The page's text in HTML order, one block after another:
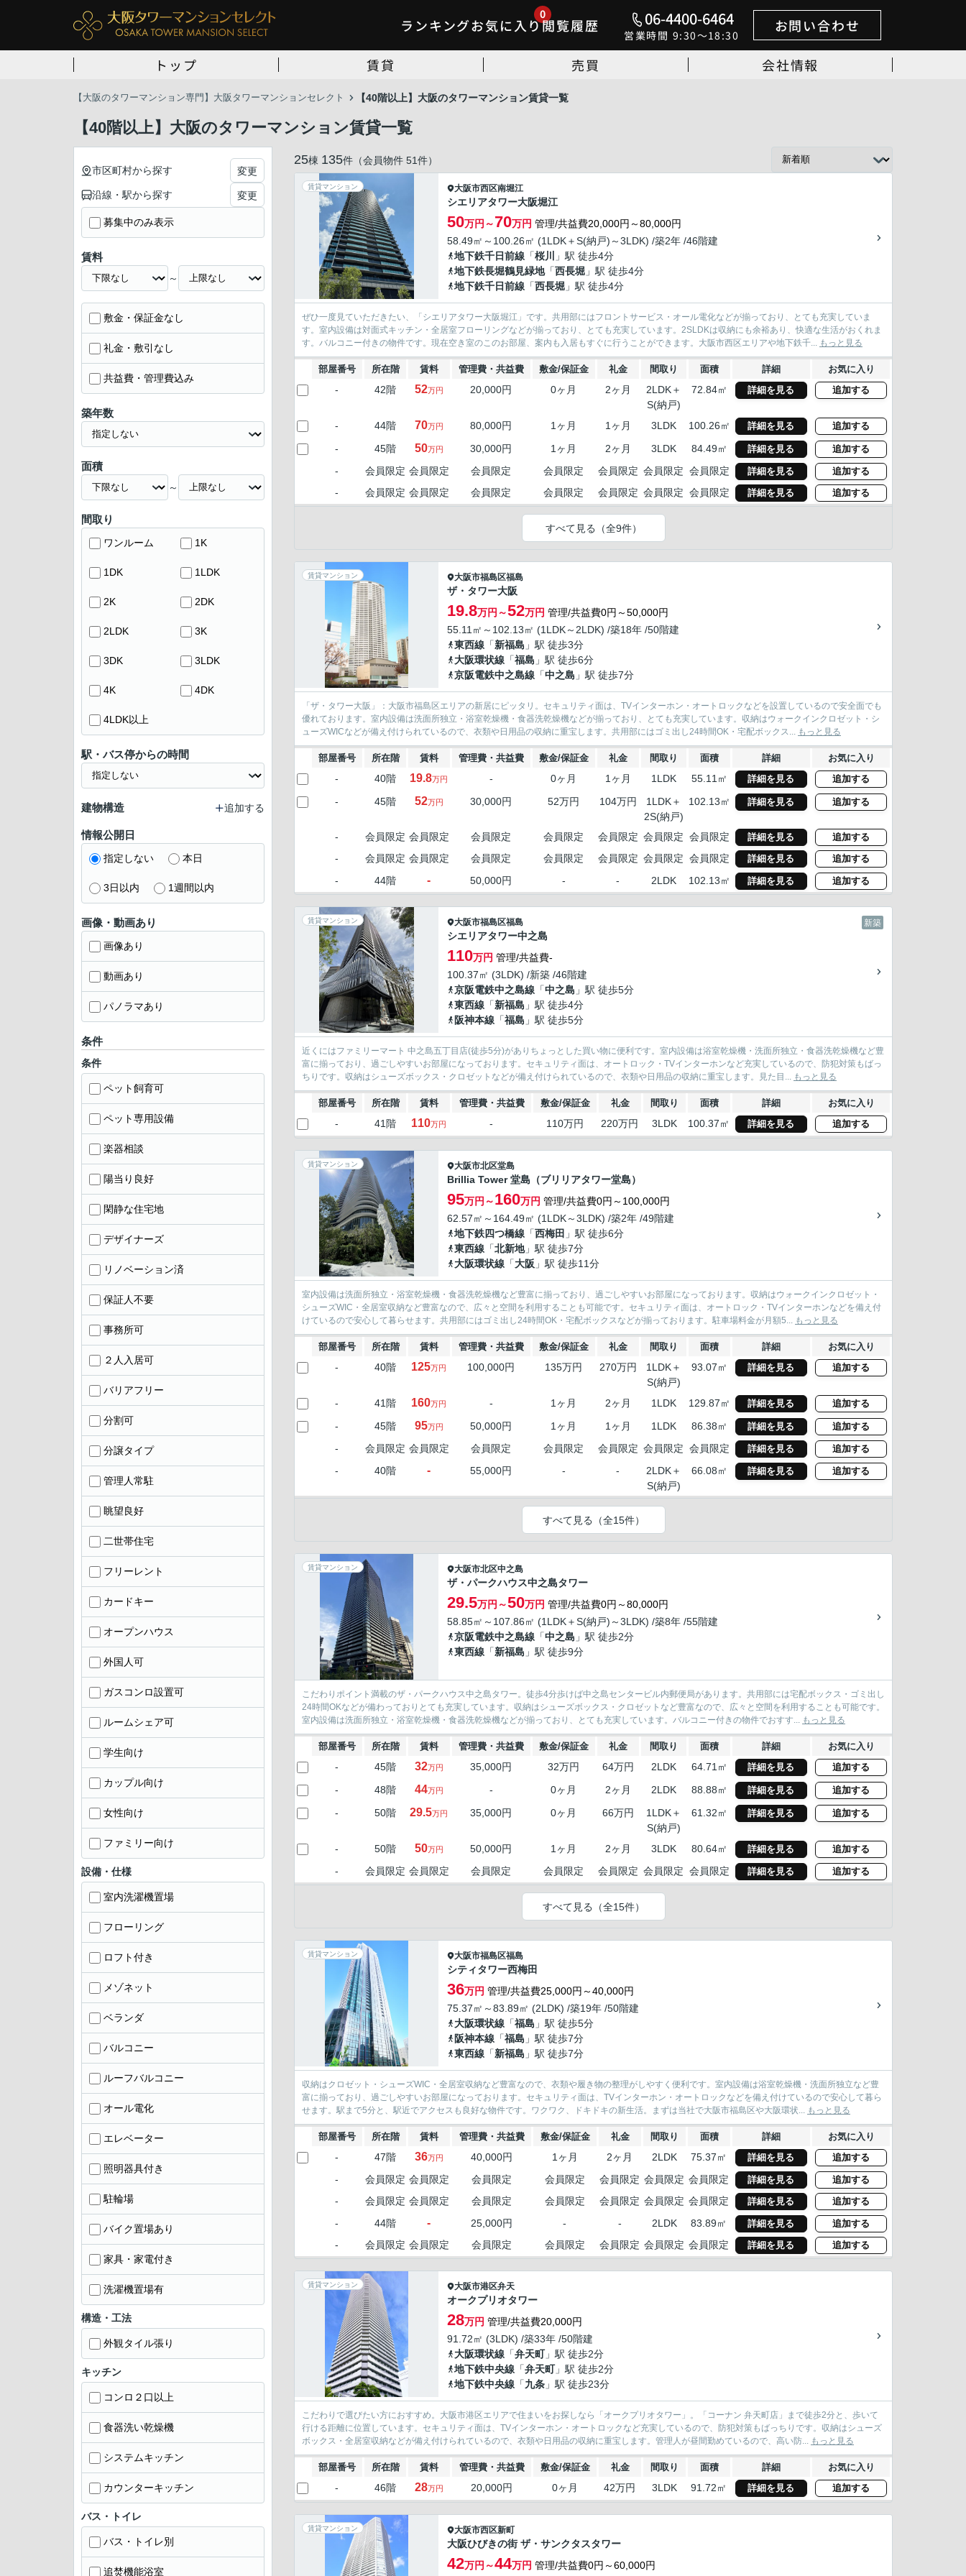
ランキングお気に入り
0
閲覧履歴 06-4400-6464
営業時間 9:30～18:30
お問い合わせ
トップ 賃貸 売買 会社情報
【大阪のタワーマンション専門】大阪タワーマンションセレクト 【40階以上】大阪のタワーマンション賃貸一覧
【40階以上】大阪のタワーマンション賃貸一覧
25棟 135件（会員物件 51件）
賃貸マンション 大阪市西区南堀江
シエリアタワー大阪堀江
50万円～70万円 管理/共益費20,000円～80,000円
58.49㎡～100.26㎡ (1LDK＋S(納戸)～3LDK) /築2年 /46階建
地下鉄千日前線 「桜川
」駅 徒歩4分
地下鉄長堀鶴見緑地「西長堀 」駅 徒歩4分
地下鉄千日前線 「西長堀 」駅 徒歩4分
ぜひ一度見ていただきたい、「シエリアタワー大阪堀江」です。共用部にはフロントサービス・オール電化などが揃っており、とても充実していま
す。室内設備は対面式キッチン・全居室フローリングなどが揃っており、とても充実しています。2SLDKは収納にも余裕あり、快適な生活がおくれま
す。バルコニー付きの物件です。現在空き室のこのお部屋、案内も入居もすぐに行うことができます。大阪市西区エリアや地下鉄千... もっと見る
部屋番号 所在階 賃料 管理費・共益費 敷金/保証金 礼金 間取り 面積 詳細 お気に入り
- 42階 52万円 20,000円 0ヶ月 2ヶ月
2LDK＋
S(納戸)
72.84㎡ 詳細を見る 追加する
- 44階 70万円 80,000円 1ヶ月 1ヶ月 3LDK 100.26㎡ 詳細を見る 追加する
- 45階 50万円 30,000円 1ヶ月 2ヶ月 3LDK 84.49㎡ 詳細を見る 追加する
- 会員限定 会員限定 会員限定 会員限定 会員限定 会員限定 会員限定 詳細を見る 追加する
- 会員限定 会員限定 会員限定 会員限定 会員限定 会員限定 会員限定 詳細を見る 追加する
すべて見る（全9件）
賃貸マンション 大阪市福島区福島
ザ・タワー大阪
19.8万円～52万円 管理/共益費0円～50,000円
55.11㎡～102.13㎡ (1LDK～2LDK) /築18年 /50階建
東西線 「新福島 」駅 徒歩3分
大阪環状線 「福島 」駅 徒歩6分
京阪電鉄中之島線 「中之島 」駅 徒歩7分
「ザ・タワー大阪」：大阪市福島区エリアの新居にピッタリ。セキュリティ面は、TVインターホン・オートロックなどを設置しているので安全面でも
優れております。室内設備は洗面所独立・浴室乾燥機・食器洗乾燥機などが揃っており、とても充実しています。収納はウォークインクロゼット・シ
ューズWICなどが備え付けられているので、衣類や日用品の収納に重宝します。共用部にはゴミ出し24時間OK・宅配ボックス... もっと見る
部屋番号 所在階 賃料 管理費・共益費 敷金/保証金 礼金 間取り 面積 詳細 お気に入り
- 40階 19.8万円 - 0ヶ月 1ヶ月 1LDK 55.11㎡ 詳細を見る 追加する
- 45階 52万円 30,000円 52万円 104万円
1LDK＋
2S(納戸)
102.13㎡ 詳細を見る 追加する
- 会員限定 会員限定 会員限定 会員限定 会員限定 会員限定 会員限定 詳細を見る 追加する
- 会員限定 会員限定 会員限定 会員限定 会員限定 会員限定 会員限定 詳細を見る 追加する
- 44階 - 50,000円 - - 2LDK 102.13㎡ 詳細を見る 追加する
賃貸マンション 新築
大阪市福島区福島
シエリアタワー中之島
110万円 管理/共益費-
100.37㎡ (3LDK) /新築 /46階建
京阪電鉄中之島線 「中之島 」駅 徒歩5分
東西線 「新福島 」駅 徒歩4分
阪神本線 「福島 」駅 徒歩5分
近くにはファミリーマート 中之島五丁目店(徒歩5分)がありちょっとした買い物に便利です。室内設備は浴室乾燥機・洗面所独立・食器洗乾燥機など豊
富に揃っており、過ごしやすいお部屋になっております。セキュリティ面は、オートロック・TVインターホンなど充実しているので、防犯対策もばっ
ちりです。収納はシューズボックス・クロゼットなどが備え付けられているので、衣類や日用品の収納に重宝します。見た目... もっと見る
部屋番号 所在階 賃料 管理費・共益費 敷金/保証金 礼金 間取り 面積 詳細 お気に入り
- 41階 110万円 - 110万円 220万円 3LDK 100.37㎡ 詳細を見る 追加する
賃貸マンション 大阪市北区堂島
Brillia Tower 堂島（ブリリアタワー堂島）
95万円～160万円 管理/共益費0円～100,000円
62.57㎡～164.49㎡ (1LDK～3LDK) /築2年 /49階建
地下鉄四つ橋線 「西梅田 」駅 徒歩6分
東西線 「北新地」駅 徒歩7分
大阪環状線 「大阪 」駅 徒歩11分
室内設備は洗面所独立・浴室乾燥機・食器洗乾燥機など豊富に揃っており、過ごしやすいお部屋になっております。収納はウォークインクロゼット・
シューズWIC・全居室収納など豊富なので、広々と空間を利用することも可能です。セキュリティ面は、オートロック・TVインターホンなどを備え付
けているので安心して暮らせます。共用部にはゴミ出し24時間OK・宅配ボックスなどが揃っております。駐車場料金が月額5... もっと見る
部屋番号 所在階 賃料 管理費・共益費 敷金/保証金 礼金 間取り 面積 詳細 お気に入り
- 40階 125万円 100,000円 135万円 270万円
1LDK＋
S(納戸)
93.07㎡ 詳細を見る 追加する
- 41階 160万円 - 1ヶ月 2ヶ月 1LDK 129.87㎡ 詳細を見る 追加する
- 45階 95万円 50,000円 1ヶ月 1ヶ月 1LDK 86.38㎡ 詳細を見る 追加する
- 会員限定 会員限定 会員限定 会員限定 会員限定 会員限定 会員限定 詳細を見る 追加する
- 40階 - 55,000円 - -
2LDK＋
S(納戸)
66.08㎡ 詳細を見る 追加する
すべて見る（全15件）
賃貸マンション 大阪市北区中之島
ザ・パークハウス中之島タワー
29.5万円～50万円 管理/共益費0円～80,000円
58.85㎡～107.86㎡ (1LDK＋S(納戸)～3LDK) /築8年 /55階建
京阪電鉄中之島線 「中之島 」駅 徒歩2分
東西線 「新福島 」駅 徒歩9分
こだわりポイント満載のザ・パークハウス中之島タワー。徒歩4分歩けば中之島センタービル内郵便局があります。共用部には宅配ボックス・ゴミ出し
24時間OKなどが備わっておりとても充実しています。収納はシューズボックス・クロゼットなど豊富なので、広々と空間を利用することも可能です。
室内設備は洗面所独立・浴室乾燥機・食器洗乾燥機などが揃っており、とても充実しています。バルコニー付きの物件でおすす... もっと見る
部屋番号 所在階 賃料 管理費・共益費 敷金/保証金 礼金 間取り 面積 詳細 お気に入り
- 45階 32万円 35,000円 32万円 64万円 2LDK 64.71㎡ 詳細を見る 追加する
- 48階 44万円 - 0ヶ月 2ヶ月 2LDK 88.88㎡ 詳細を見る 追加する
- 50階 29.5万円 35,000円 0ヶ月 66万円
1LDK＋
S(納戸)
61.32㎡ 詳細を見る 追加する
- 50階 50万円 50,000円 1ヶ月 2ヶ月 3LDK 80.64㎡ 詳細を見る 追加する
- 会員限定 会員限定 会員限定 会員限定 会員限定 会員限定 会員限定 詳細を見る 追加する
すべて見る（全15件）
賃貸マンション 大阪市福島区福島
シティタワー西梅田
36万円 管理/共益費25,000円～40,000円
75.37㎡～83.89㎡ (2LDK) /築19年 /50階建
大阪環状線 「福島 」駅 徒歩5分
阪神本線 「福島 」駅 徒歩7分
東西線 「新福島 」駅 徒歩7分
収納はクロゼット・シューズWIC・全居室収納など豊富なので、衣類や履き物の整理がしやすく便利です。室内設備は浴室乾燥機・洗面所独立など豊
富に揃っており、過ごしやすいお部屋になっております。セキュリティ面は、TVインターホン・オートロックなどを備え付けているので安心して暮ら
せます。駅まで5分と、駅近でアクセスも良好な物件です。ワクワク、ドキドキの新生活。まずは当社で大阪市福島区や大阪環状... もっと見る
部屋番号 所在階 賃料 管理費・共益費 敷金/保証金 礼金 間取り 面積 詳細 お気に入り
- 47階 36万円 40,000円 1ヶ月 2ヶ月 2LDK 75.37㎡ 詳細を見る 追加する
- 会員限定 会員限定 会員限定 会員限定 会員限定 会員限定 会員限定 詳細を見る 追加する
- 会員限定 会員限定 会員限定 会員限定 会員限定 会員限定 会員限定 詳細を見る 追加する
- 44階 - 25,000円 - - 2LDK 83.89㎡ 詳細を見る 追加する
- 会員限定 会員限定 会員限定 会員限定 会員限定 会員限定 会員限定 詳細を見る 追加する
賃貸マンション 大阪市港区弁天
オークプリオタワー
28万円 管理/共益費20,000円
91.72㎡ (3LDK) /築33年 /50階建
大阪環状線 「弁天町」駅 徒歩2分
地下鉄中央線 「弁天町」駅 徒歩2分
地下鉄中央線 「九条 」駅 徒歩23分
こだわりで選びたい方におすすめ。大阪市港区エリアで住まいをお探しなら「オークプリオタワー」。「コーナン 弁天町店」まで徒歩2分と、歩いて
行ける距離に位置しています。セキュリティ面は、TVインターホン・オートロックなど充実しているので、防犯対策もばっちりです。収納はシューズ
ボックス・全居室収納などが備え付けられているので、衣類や日用品の収納に重宝します。管理人が昼間勤めているので、高い防... もっと見る
部屋番号 所在階 賃料 管理費・共益費 敷金/保証金 礼金 間取り 面積 詳細 お気に入り
- 46階 28万円 20,000円 0ヶ月 42万円 3LDK 91.72㎡ 詳細を見る 追加する
賃貸マンション 大阪市西区新町
大阪ひびきの街 ザ・サンクタスタワー
42万円～44万円 管理/共益費0円～60,000円
市区町村から探す 変更
沿線・駅から探す 変更
募集中のみ表示
賃料
～
敷金・保証金なし
礼金・敷引なし
共益費・管理費込み
築年数
面積
～
間取り
ワンルーム 1K
1DK 1LDK
2K 2DK
2LDK 3K
3DK 3LDK
4K 4DK
4LDK以上
駅・バス停からの時間
建物構造 追加する
情報公開日
指定しない 本日
3日以内 1週間以内
画像・動画あり
画像あり
動画あり
パノラマあり
条件
条件
ペット飼育可
ペット専用設備
楽器相談
陽当り良好
閑静な住宅地
デザイナーズ
リノベーション済
保証人不要
事務所可
２人入居可
バリアフリー
分割可
分譲タイプ
管理人常駐
眺望良好
二世帯住宅
フリーレント
カードキー
オープンハウス
外国人可
ガスコンロ設置可
ルームシェア可
学生向け
カップル向け
女性向け
ファミリー向け
設備・仕様
室内洗濯機置場
フローリング
ロフト付き
メゾネット
ベランダ
バルコニー
ルーフバルコニー
オール電化
エレベーター
照明器具付き
駐輪場
バイク置場あり
家具・家電付き
洗濯機置場有
構造・工法
外観タイル張り
キッチン
コンロ２口以上
食器洗い乾燥機
システムキッチン
カウンターキッチン
バス・トイレ
バス・トイレ別
追焚機能浴室